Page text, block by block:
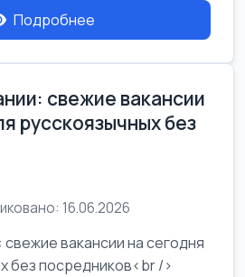
Подробнее
свежие вакансии
русскоязычных без
16.06.2026
вакансии на сегодня
без посредников<br />